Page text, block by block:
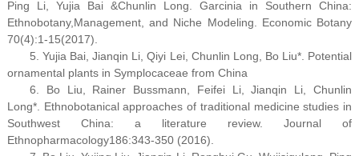
Ping Li, Yujia Bai &Chunlin Long. Garcinia in Southern China:
Ethnobotany,Management, and Niche Modeling. Economic Botany
70(4):1-15(2017).
5. Yujia Bai, Jianqin Li, Qiyi Lei, Chunlin Long, Bo Liu*. Potential
ornamental plants in Symplocaceae from China
6. Bo Liu, Rainer Bussmann, Feifei Li, Jianqin Li, Chunlin
Long*. Ethnobotanical approaches of traditional medicine studies in
Southwest China: a literature review. Journal of
Ethnopharmacology186:343-350 (2016).